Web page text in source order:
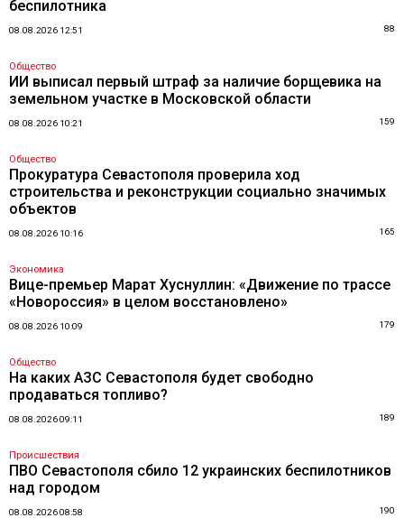
беспилотника
08.08.2026 12:51 88
Общество
ИИ выписал первый штраф за наличие борщевика на
земельном участке в Московской области
08.08.2026 10:21 159
Общество
Прокуратура Севастополя проверила ход
строительства и реконструкции социально значимых
объектов
08.08.2026 10:16 165
Экономика
Вице-премьер Марат Хуснуллин: «Движение по трассе
«Новороссия» в целом восстановлено»
08.08.2026 10:09 179
Общество
На каких АЗС Севастополя будет свободно
продаваться топливо?
08.08.2026 09:11 189
Происшествия
ПВО Севастополя сбило 12 украинских беспилотников
над городом
08.08.2026 08:58 190